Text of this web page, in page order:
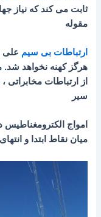
ثابت می کند که نیاز
مقوله
ارتباطات بی سیم علی
هرگز کهنه نخواهد شد.
از ارتباطات
سیر
امواج
میان نقاط ابتدا و